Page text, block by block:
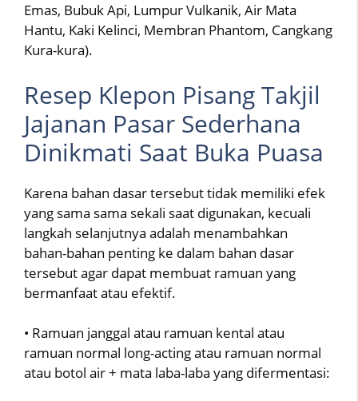
Emas, Bubuk Api, Lumpur Vulkanik, Air Mata
Hantu, Kaki Kelinci, Membran Phantom, Cangkang
Kura-kura).
Resep Klepon Pisang Takjil
Jajanan Pasar Sederhana
Dinikmati Saat Buka Puasa
Karena bahan dasar tersebut tidak memiliki efek
yang sama sama sekali saat digunakan, kecuali
langkah selanjutnya adalah menambahkan
bahan-bahan penting ke dalam bahan dasar
tersebut agar dapat membuat ramuan yang
bermanfaat atau efektif.
• Ramuan janggal atau ramuan kental atau
ramuan normal long-acting atau ramuan normal
atau botol air + mata laba-laba yang difermentasi: